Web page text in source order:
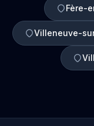
Fère-
Villeneuve-